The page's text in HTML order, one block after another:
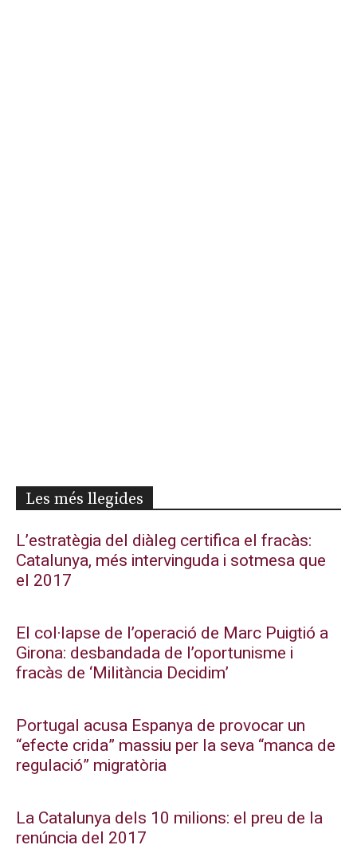
Les més llegides
L’estratègia del diàleg certifica el fracàs:
Catalunya, més intervinguda i sotmesa que
el 2017
El col·lapse de l’operació de Marc Puigtió a
Girona: desbandada de l’oportunisme i
fracàs de ‘Militància Decidim’
Portugal acusa Espanya de provocar un
“efecte crida” massiu per la seva “manca de
regulació” migratòria
La Catalunya dels 10 milions: el preu de la
renúncia del 2017